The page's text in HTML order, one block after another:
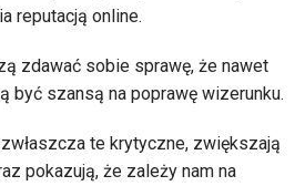
reputacją online.
zdawać sobie sprawę, że nawet
być szansą na poprawę wizerunku.
te krytyczne, zwiększają
pokazują, że zależy nam na